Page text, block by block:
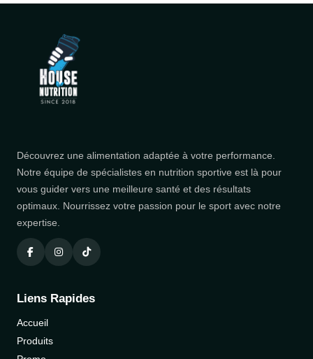
Découvrez une alimentation adaptée à votre performance.
Notre équipe de spécialistes en nutrition sportive est là pour
vous guider vers une meilleure santé et des résultats
optimaux. Nourrissez votre passion pour le sport avec notre
expertise.
Liens Rapides
Accueil
Produits